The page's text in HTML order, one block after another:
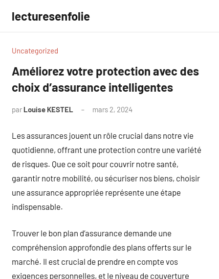
contenu
lecturesenfolie
Uncategorized
Améliorez votre protection avec des
choix d’assurance intelligentes
par Louise KESTEL mars 2, 2024
Les assurances jouent un rôle crucial dans notre vie
quotidienne, offrant une protection contre une variété
de risques. Que ce soit pour couvrir notre santé,
garantir notre mobilité, ou sécuriser nos biens, choisir
une assurance appropriée représente une étape
indispensable.
Trouver le bon plan d’assurance demande une
compréhension approfondie des plans offerts sur le
marché. Il est crucial de prendre en compte vos
exigences personnelles, et le niveau de couverture